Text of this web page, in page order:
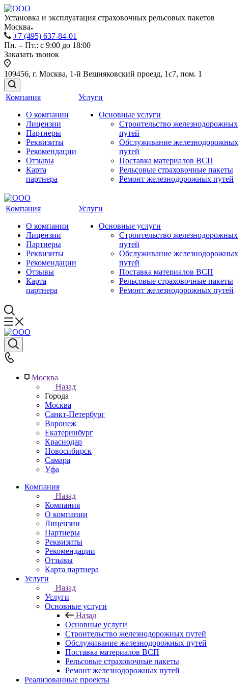
Установка и эксплуатация страховочных рельсовых пакетов
Москва
+7 (495) 637-84-01
Пн. – Пт.: с 9:00 до 18:00
Заказать звонок
109456, г. Москва, 1-й Вешняковский проезд, 1с7, пом. 1
Компания
О компании
Лицензии
Партнеры
Реквизиты
Рекомендации
Отзывы
Карта
партнера
Услуги
Основные услуги
Строительство железнодорожных
путей
Обслуживание железнодорожных
путей
Поставка материалов ВСП
Рельсовые страховочные пакеты
Ремонт железнодорожных путей
Компания
О компании
Лицензии
Партнеры
Реквизиты
Рекомендации
Отзывы
Карта
партнера
Услуги
Основные услуги
Строительство железнодорожных
путей
Обслуживание железнодорожных
путей
Поставка материалов ВСП
Рельсовые страховочные пакеты
Ремонт железнодорожных путей
Москва
Назад
Города
Москва
Санкт-Петербург
Воронеж
Екатеринбург
Краснодар
Новосибирск
Самара
Уфа
Компания
Назад
Компания
О компании
Лицензии
Партнеры
Реквизиты
Рекомендации
Отзывы
Карта партнера
Услуги
Назад
Услуги
Основные услуги
Назад
Основные услуги
Строительство железнодорожных путей
Обслуживание железнодорожных путей
Поставка материалов ВСП
Рельсовые страховочные пакеты
Ремонт железнодорожных путей
Реализованные проекты